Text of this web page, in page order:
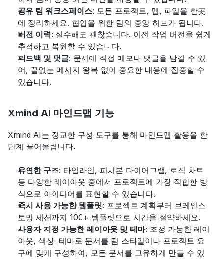
공유 팀 워크스페이스: 모든 프로젝트, 맵, 파일을 한곳
에 정리하세요. 협업을 위한 팀의 중앙 허브가 됩니다.
버전 이력: 실수해도 괜찮습니다. 이전 작업 버전을 쉽게
추적하고 복원할 수 있습니다.
피드백 및 댓글: 문서에 직접 메모나 댓글을 남길 수 있
어, 끝없는 메시지 왕복 없이 중요한 내용에 집중할 수
있습니다.
Xmind AI 마인드맵 기능
Xmind AI는 정교한 구성 도구를 통해 마인드맵 활용을 한
단계 끌어올립니다.
유연한 구조: 타임라인, 피시본 다이어그램, 로직 차트
등 다양한 레이아웃 중에서 프로젝트에 가장 적합한 방
식으로 아이디어를 표현할 수 있습니다.
즉시 사용 가능한 템플릿: 프로젝트 계획부터 브레인스
토밍 세션까지 100+ 템플릿으로 시간을 절약하세요.
사용자 지정 가능한 레이아웃 및 테마: 조정 가능한 레이
아웃, 색상, 테마로 문서를 팀 스타일이나 프로젝트 요
구에 맞게 구성하여, 모든 문서를 고유하게 만들 수 있